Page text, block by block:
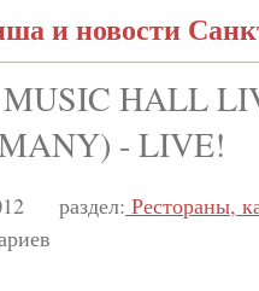
и новости
MUSIC HALL
- LIVE!
раздел: Рестораны,